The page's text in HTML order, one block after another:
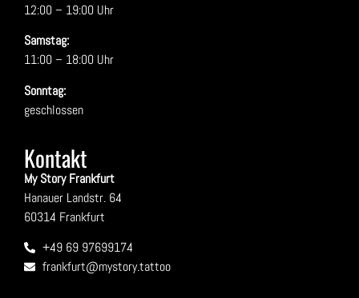
12:00 – 19:00 Uhr
Samstag:
11:00 – 18:00 Uhr
Sonntag:
geschlossen
Kontakt
My Story Frankfurt
Hanauer Landstr. 64
60314 Frankfurt
+49 69 97699174
frankfurt@mystory.tattoo